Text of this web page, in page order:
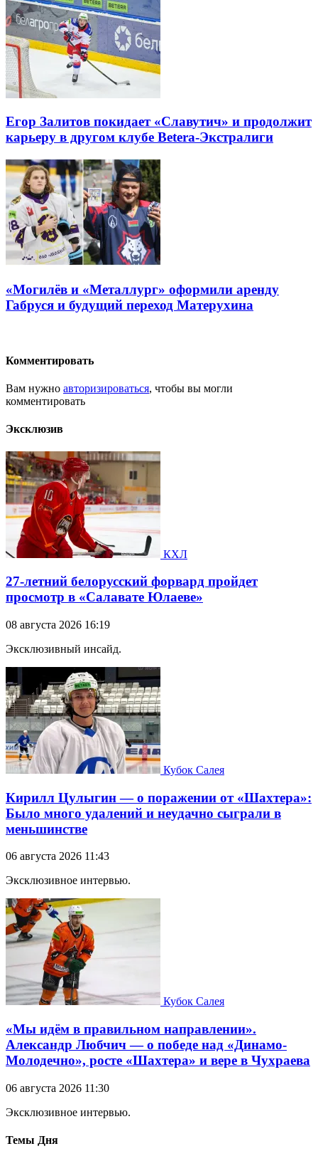
Егор Залитов покидает «Славутич» и продолжит
карьеру в другом клубе Betera-Экстралиги
«Могилёв и «Металлург» оформили аренду
Габруся и будущий переход Матерухина
Комментировать
Вам нужно авторизироваться, чтобы вы могли
комментировать
Эксклюзив
КХЛ
27-летний белорусский форвард пройдет
просмотр в «Салавате Юлаеве»
08 августа 2026 16:19
Эксклюзивный инсайд.
Кубок Салея
Кирилл Цулыгин — о поражении от «Шахтера»:
Было много удалений и неудачно сыграли в
меньшинстве
06 августа 2026 11:43
Эксклюзивное интервью.
Кубок Салея
«Мы идём в правильном направлении».
Александр Любчич — о победе над «Динамо-
Молодечно», росте «Шахтера» и вере в Чухраева
06 августа 2026 11:30
Эксклюзивное интервью.
Темы Дня